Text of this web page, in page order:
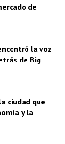
de
la voz
de Big
ciudad que
y la